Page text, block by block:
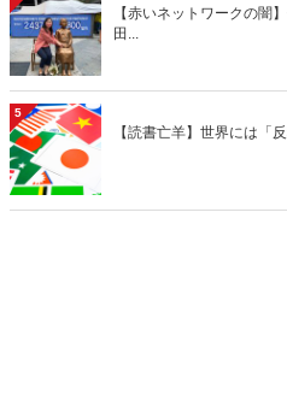
【赤いネットワークの闇
田...
5
【読書亡羊】世界には「